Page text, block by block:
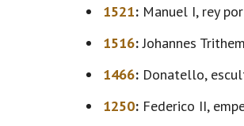
1521: Manuel I, rey
1516:Johannes
1466: Donatello,
1250: Federico II,